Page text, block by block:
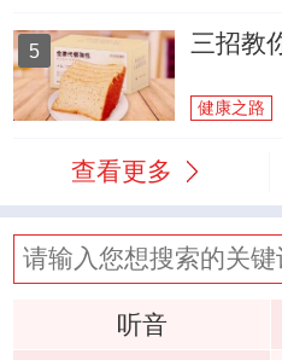
5 三招教
健康之路
查看更多
听音